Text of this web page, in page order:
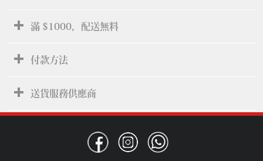
滿 $1000，配送無料
付款方法
送貨服務供應商